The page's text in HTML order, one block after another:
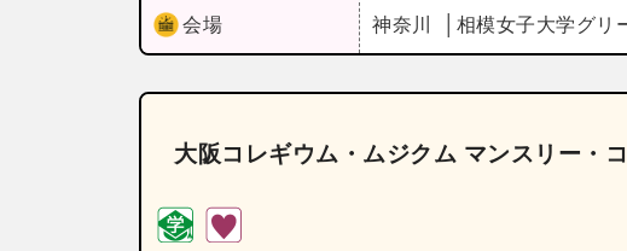
会場 神奈川 相模女子大学グリ
大阪コレギウム・ムジクム マンスリー・